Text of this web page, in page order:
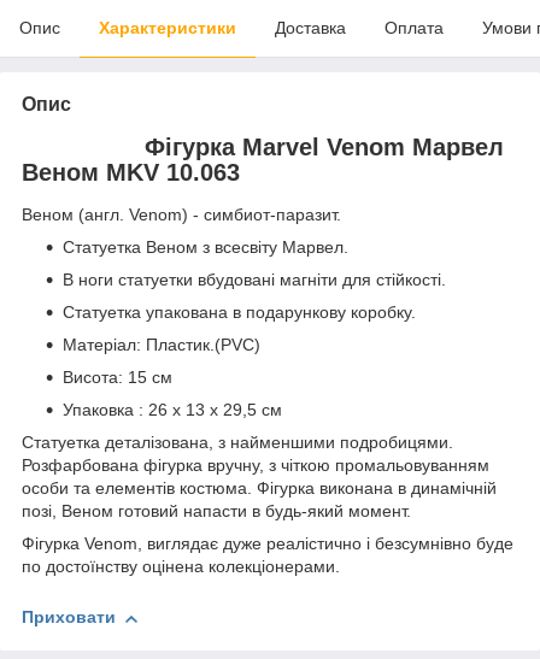
Опис Характеристики Доставка Оплата Умови
Опис
Фігурка Marvel Venom Марвел
Веном MKV 10.063
Веном (англ. Venom) - симбиот-паразит.
Статуетка Веном з всесвіту Марвел.
В ноги статуетки вбудовані магніти для стійкості.
Статуетка упакована в подарункову коробку.
Матеріал: Пластик.(PVC)
Висота: 15 см
Упаковка : 26 х 13 х 29,5 см
Статуетка деталізована, з найменшими подробицями.
Розфарбована фігурка вручну, з чіткою промальовуванням
особи та елементів костюма. Фігурка виконана в динамічній
позі, Веном готовий напасти в будь-який момент.
Фігурка Venom, виглядає дуже реалістично і безсумнівно буде
по достоїнству оцінена колекціонерами.
Приховати